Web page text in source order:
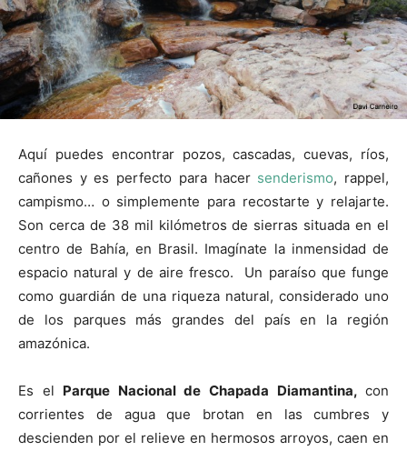
Aquí puedes encontrar pozos, cascadas, cuevas, ríos,
cañones y es perfecto para hacer senderismo, rappel,
campismo… o simplemente para recostarte y relajarte.
Son cerca de 38 mil kilómetros de sierras situada en el
centro de Bahía, en Brasil. Imagínate la inmensidad de
espacio natural y de aire fresco. Un paraíso que funge
como guardián de una riqueza natural, considerado uno
de los parques más grandes del país en la región
amazónica.
Es el Parque Nacional de Chapada Diamantina,con
corrientes de agua que brotan en las cumbres y
descienden por el relieve en hermosos arroyos, caen en